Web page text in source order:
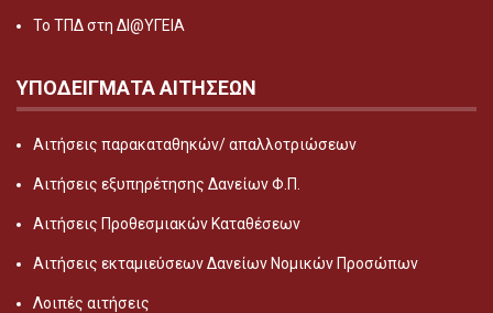
Το ΤΠΔ στη ΔΙ@ΥΓΕΙΑ
ΥΠΟΔΕΙΓΜΑΤΑ ΑΙΤΗΣΕΩΝ
Αιτήσεις παρακαταθηκών/ απαλλοτριώσεων
Αιτήσεις εξυπηρέτησης Δανείων Φ.Π.
Αιτήσεις Προθεσμιακών Καταθέσεων
Αιτήσεις εκταμιεύσεων Δανείων Νομικών Προσώπων
Λοιπές αιτήσεις